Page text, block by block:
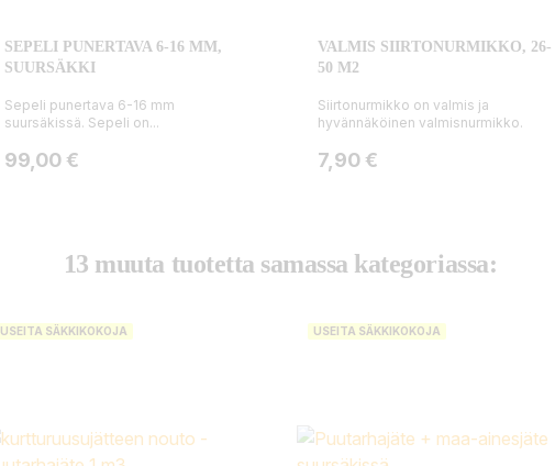
SEPELI PUNERTAVA 6-16 MM,
SUURSÄKKI
Sepeli punertava 6-16 mm
suursäkissä. Sepeli on...
Hinta
99,00 €
VALMIS SIIRTONURMIKKO, 26-
50 M2
Siirtonurmikko on valmis ja
hyvännäköinen valmisnurmikko.
Hinta
7,90 €
13 muuta tuotetta samassa kategoriassa:
USEITA SÄKKIKOKOJA USEITA SÄKKIKOKOJA